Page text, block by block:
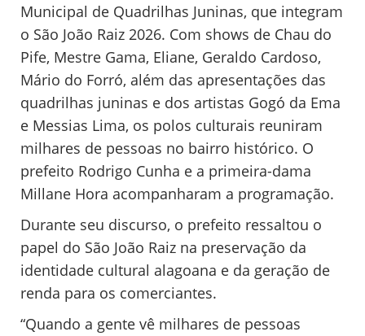
Municipal de Quadrilhas Juninas, que integram
o São João Raiz 2026. Com shows de Chau do
Pife, Mestre Gama, Eliane, Geraldo Cardoso,
Mário do Forró, além das apresentações das
quadrilhas juninas e dos artistas Gogó da Ema
e Messias Lima, os polos culturais reuniram
milhares de pessoas no bairro histórico. O
prefeito Rodrigo Cunha e a primeira-dama
Millane Hora acompanharam a programação.
Durante seu discurso, o prefeito ressaltou o
papel do São João Raiz na preservação da
identidade cultural alagoana e da geração de
renda para os comerciantes.
“Quando a gente vê milhares de pessoas